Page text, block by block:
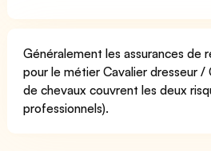
Généralement les assurances de
pour le métier Cavalier dresseur /
de chevaux couvrent les deux
professionnels).